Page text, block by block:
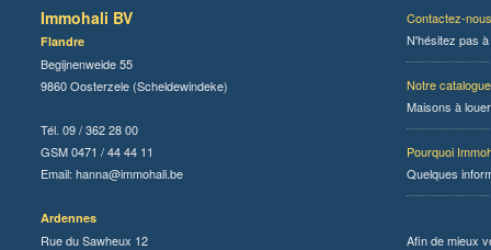
Immohali BV
Flandre
Begijnenweide 55
9860 Oosterzele (Scheldewindeke)
Tél. 09 / 362 28 00
GSM 0471 / 44 44 11
Email: hanna@immohali.be
Ardennes
Rue du Sawheux 12
Contactez-nous
N'hésitez pas
Notre catalogue
Maisons à
Pourquoi
Quelques
Afin de mieux